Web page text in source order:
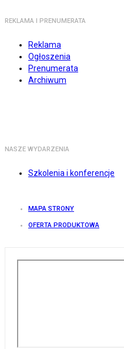
REKLAMA I PRENUMERATA
Reklama
Ogłoszenia
Prenumerata
Archiwum
NASZE WYDARZENIA
Szkolenia i konferencje
MAPA STRONY
OFERTA PRODUKTOWA